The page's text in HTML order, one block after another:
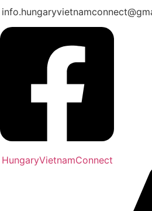
HungaryVietnamConnect